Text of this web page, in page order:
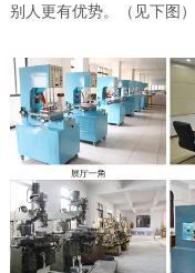
别人更有优势。（见下图）